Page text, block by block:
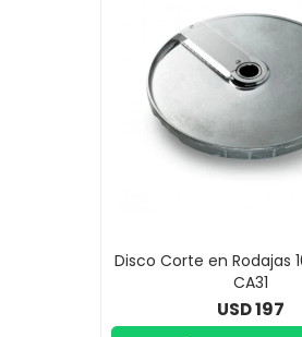
Disco Corte en Rodajas
CA31
USD197